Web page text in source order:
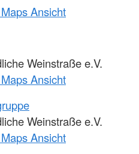
Ansicht
Weinstraße e.V.
Ansicht
Weinstraße e.V.
Ansicht